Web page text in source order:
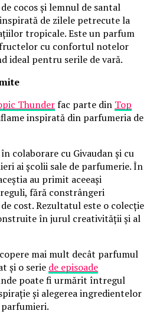
cocos și lemnul de santal
de zilele petrecute la
tropicale. Este un parfum
cu confortul notelor
ideal pentru serile de vară.
Thunderfac parte din Top
inspirată din parfumeria de
colaborare cu Givaudan și cu
ai școlii sale de parfumerie. În
au primit aceeași
fără constrângeri
cost. Rezultatul este o colecție
în jurul creativității și al
mai mult decât parfumul
și o serie de episoade
poate fi urmărit întregul
și alegerea ingredientelor